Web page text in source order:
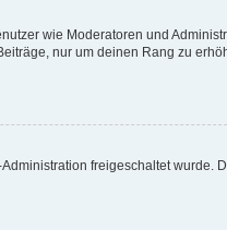
wie Moderatoren und
nur um deinen Rang zu
freigeschaltet wurde.